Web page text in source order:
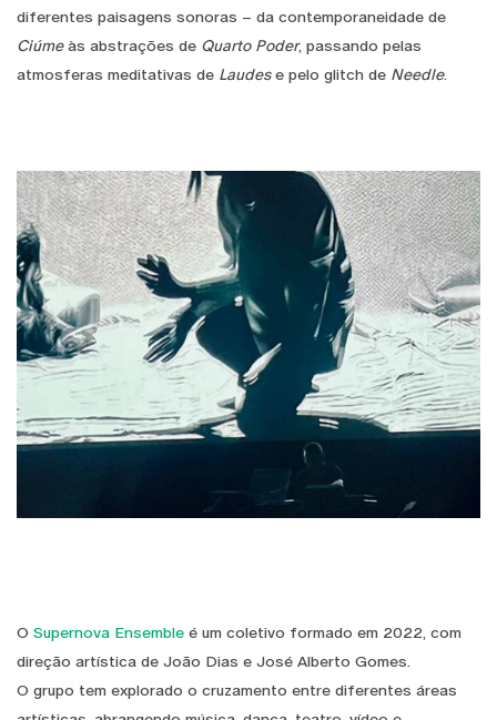
diferentes paisagens sonoras – da contemporaneidade de
Ciúmeàs abstrações de Quarto Poder, passando pelas
atmosferas meditativas de Laudese pelo glitch de Needle.
O Supernova Ensemble é um coletivo formado em 2022, com
direção artística de João Dias e José Alberto Gomes.
O grupo tem explorado o cruzamento entre diferentes áreas